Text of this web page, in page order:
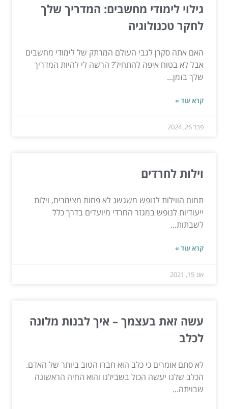
גילוי לימודי מחשבים: המדריך שלך
לחקר טכנולוגיה
האם אתה סקרן לגבי העולם המרתק של לימודי מחשבים
אבל לא בטוח איפה להתחיל? הרשה לי להיות המדריך
שלך בזמן...
קרא עוד »
פבר 26, 2024
וילות לחרדים
תחום הווילות לנופש משגשג לא פחות מצימרים, וילות
ייעודיות לנופש במגזר החרדי מיועדים בדרך כלל
לשבתות...
קרא עוד »
אוג 15, 2021
עשה זאת בעצמך – איך לבנות מלונה
לכלב
לא סתם אומרים כי כלב הוא חברו הטוב ביותר של האדם.
הכלב שלנו יעשה הכול בשבילנו והוא החיה הראשונה
שבויתה...